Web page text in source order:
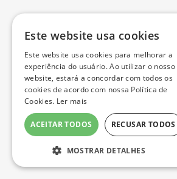
Este website usa cookies
Este website usa cookies para melhorar a
experiência do usuário. Ao utilizar o nosso
website, estará a concordar com todos os
cookies de acordo com nossa Política de
Cookies. Ler mais
ACEITAR TODOS RECUSAR TODOS
MOSTRAR DETALHES